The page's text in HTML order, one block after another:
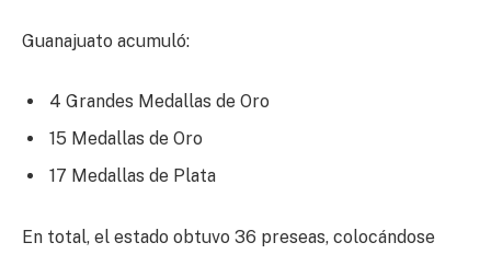
Guanajuato acumuló:
4 Grandes Medallas de Oro
15 Medallas de Oro
17 Medallas de Plata
En total, el estado obtuvo 36 preseas, colocándose